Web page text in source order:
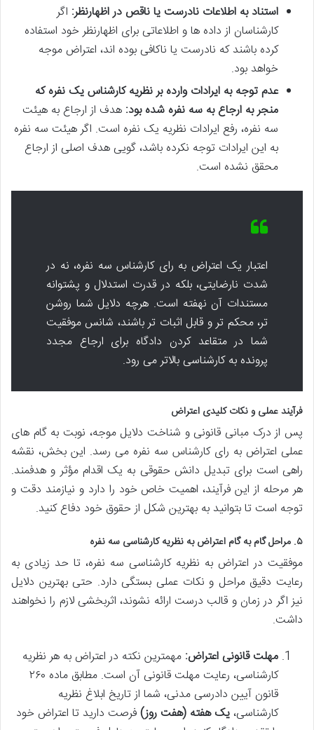
استناد به اطلاعات نادرست یا ناقص در اظهارنظر: اگر
کارشناسان از داده ها و اطلاعاتی برای اظهارنظر خود استفاده
کرده باشند که نادرست یا ناکافی بوده اند، اعتراض موجه
خواهد بود.
عدم توجه به ایرادات وارده بر نظریه کارشناس یک نفره که
منجر به ارجاع به سه نفره شده بود: هدف از ارجاع به هیئت
سه نفره، رفع ایرادات نظریه یک نفره است. اگر هیئت سه نفره
به این ایرادات توجه نکرده باشد، گویی هدف اصلی از ارجاع
محقق نشده است.
اعتبار یک اعتراض به رای کارشناس سه نفره، نه در
شدت نارضایتی، بلکه در قدرت استدلال و پشتوانه
مستندات آن نهفته است. هرچه دلایل شما روشن
تر، محکم تر و قابل اثبات تر باشند، شانس موفقیت
شما در متقاعد کردن دادگاه برای ارجاع مجدد
پرونده به کارشناسی بالاتر می رود.
فرآیند عملی و نکات کلیدی اعتراض
پس از درک مبانی قانونی و شناخت دلایل موجه، نوبت به گام های
عملی اعتراض به رای کارشناس سه نفره می رسد. این بخش، نقشه
راهی است برای تبدیل دانش حقوقی به یک اقدام مؤثر و هدفمند.
هر مرحله از این فرآیند، اهمیت خاص خود را دارد و نیازمند دقت و
توجه است تا بتوانید به بهترین شکل از حقوق خود دفاع کنید.
۵. مراحل گام به گام اعتراض به نظریه کارشناسی سه نفره
موفقیت در اعتراض به نظریه کارشناسی سه نفره، تا حد زیادی به
رعایت دقیق مراحل و نکات عملی بستگی دارد. حتی بهترین دلایل
نیز اگر در زمان و قالب درست ارائه نشوند، اثربخشی لازم را نخواهند
داشت.
مهلت قانونی اعتراض: مهمترین نکته در اعتراض به هر نظریه
کارشناسی، رعایت مهلت قانونی آن است. مطابق ماده ۲۶۰
قانون آیین دادرسی مدنی، شما از تاریخ ابلاغ نظریه
کارشناسی، یک هفته (هفت روز)فرصت دارید تا اعتراض خود